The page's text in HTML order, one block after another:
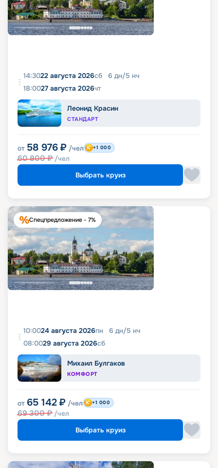
14:3022 августа 2026сб 6 дн/5 нч
18:0027 августа 2026чт
Леонид Красин
СТАНДАРТ
от 58 976 ₽ /чел
60 800₽ /чел
+1 000
Выбрать круиз
Спецпредложение - 7%
10:0024 августа 2026пн 6 дн/5 нч
08:0029 августа 2026сб
Михаил Булгаков
КОМФОРТ
от 65 142 ₽ /чел
69 300₽ /чел
+1 000
Выбрать круиз